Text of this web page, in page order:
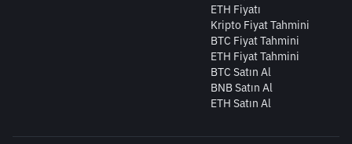
ETH Fiyatı
Kripto Fiyat Tahmini
BTC Fiyat Tahmini
ETH Fiyat Tahmini
BTC Satın Al
BNB Satın Al
ETH Satın Al